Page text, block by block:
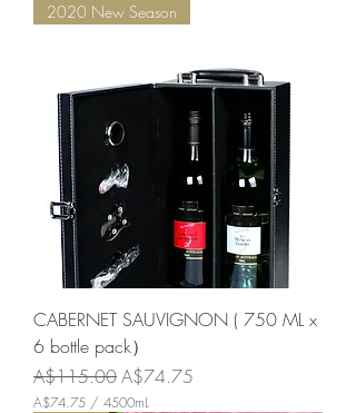
$
2020 New Season
CABERNET SAUVIGNON ( 750 ML x
6 bottle pack）
通常価格
A$115.00セール価格
A$74.75
A$74.75 / 4500mL